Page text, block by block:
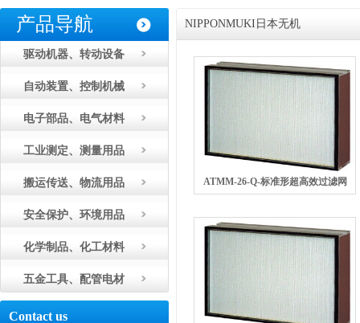
产品导航
驱动机器、转动设备
自动装置、控制机械
电子部品、电气材料
工业测定、测量用品
搬运传送、物流用品
安全保护、环境用品
化学制品、化工材料
五金工具、配管电材
Contact us
NIPPONMUKI日本无机
ATMM-26-Q-标准形超高效过滤网